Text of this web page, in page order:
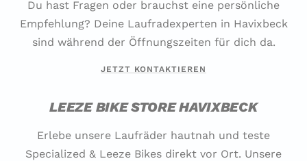
Du hast Fragen oder brauchst eine persönliche
Empfehlung? Deine Laufradexperten in Havixbeck
sind während der Öffnungszeiten für dich da.
JETZT KONTAKTIEREN
LEEZE BIKE STORE HAVIXBECK
Erlebe unsere Laufräder hautnah und teste
Specialized & Leeze Bikes direkt vor Ort. Unsere